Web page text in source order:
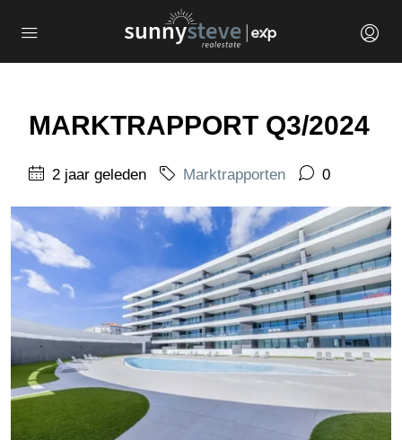
MARKTRAPPORT Q3/2024
2 jaar geleden Marktrapporten 0